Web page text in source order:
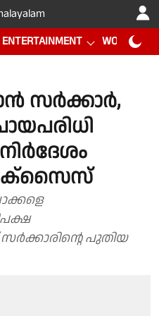
ENTERTAINMENT WORLD CUP
സര്‍ക്കാര്‍,
എക്സൈസ്
പുതിയ